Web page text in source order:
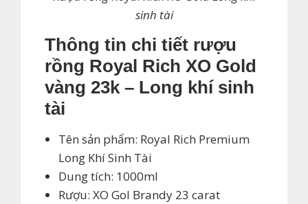
sinh tài
Thông tin chi tiết rượu
rồng Royal Rich XO Gold
vàng 23k – Long khí sinh
tài
Tên sản phẩm: Royal Rich Premium
Long Khí Sinh Tài
Dung tích: 1000ml
Rượu: XO Gol Brandy 23 carat